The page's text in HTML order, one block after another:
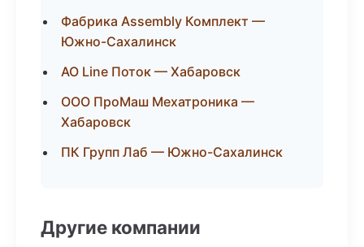
Фабрика Assembly Комплект —
Южно-Сахалинск
АО Line Поток — Хабаровск
ООО ПроМаш Мехатроника —
Хабаровск
ПК Групп Лаб — Южно-Сахалинск
Другие компании